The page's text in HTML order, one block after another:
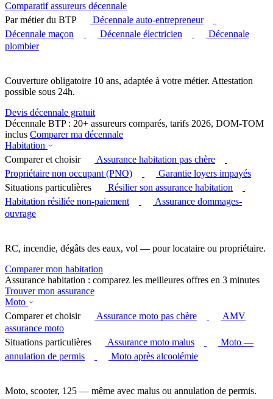
Comparatif assureurs décennale
Par métier du BTP
Décennale auto-entrepreneur
Décennale maçon
Décennale électricien
Décennale
plombier
Couverture obligatoire 10 ans, adaptée à votre métier. Attestation
possible sous 24h.
Devis décennale gratuit
Décennale BTP : 20+ assureurs comparés, tarifs 2026, DOM-TOM
inclus Comparer ma décennale
Habitation
Comparer et choisir
Assurance habitation pas chère
Propriétaire non occupant (PNO)
Garantie loyers impayés
Situations particulières
Résilier son assurance habitation
Habitation résiliée non-paiement
Assurance dommages-
ouvrage
RC, incendie, dégâts des eaux, vol — pour locataire ou propriétaire.
Comparer mon habitation
Assurance habitation : comparez les meilleures offres en 3 minutes
Trouver mon assurance
Moto
Comparer et choisir
Assurance moto pas chère
AMV
assurance moto
Situations particulières
Assurance moto malus
Moto —
annulation de permis
Moto après alcoolémie
Moto, scooter, 125 — même avec malus ou annulation de permis.